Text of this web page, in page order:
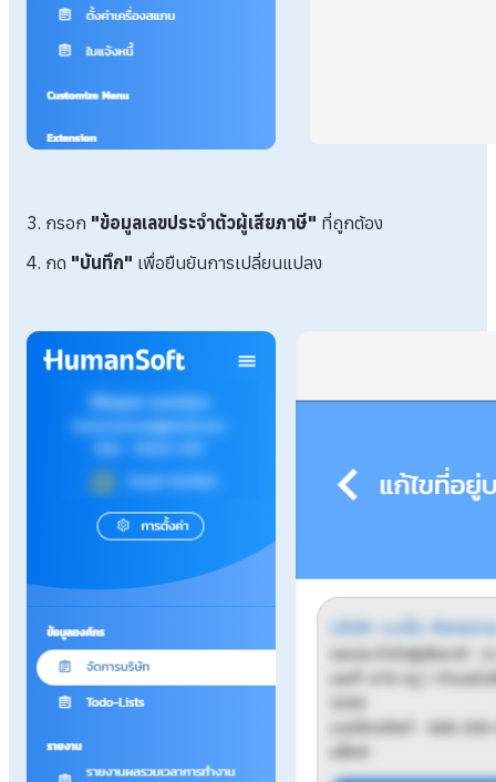
3. กรอก "ข้อมูลเลขประจำตัวผู้เสียภาษี" ที่ถูกต้อง
4. กด "บันทึก" เพื่อยืนยันการเปลี่ยนแปลง